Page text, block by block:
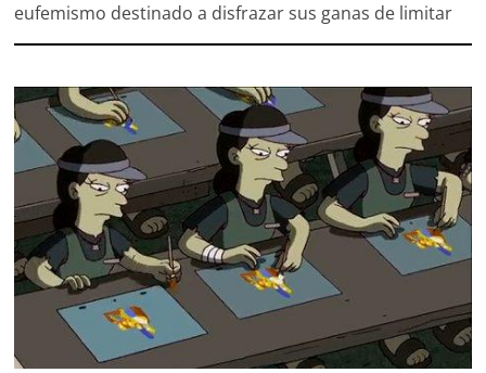
eufemismo destinado a disfrazar sus ganas de limitar